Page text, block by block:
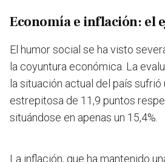
Economía e inflación: el
El humor social se ha visto
la coyuntura económica. La
la situación actual del país sufrió
estrepitosa de 11,9 puntos
situándose en apenas un 15,4%.
La inflación, que ha mantenido